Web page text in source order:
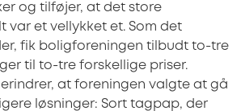
og tilføjer, at det store
var et vellykket et. Som det
fik boligforeningen tilbudt to-tre
til to-tre forskellige priser.
erindrer, at foreningen valgte at gå
løsninger: Sort tagpap, der